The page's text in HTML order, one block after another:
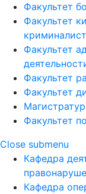
Факультет
Факультет
Факультет
Факультет
Факультет
Факультет
Close submenu
Кафедра
Кафедра